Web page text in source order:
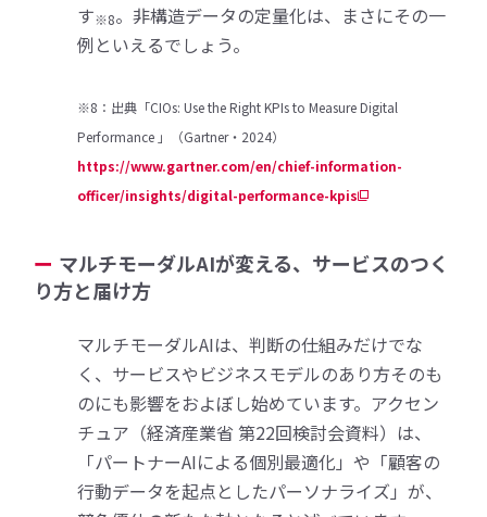
す※8。非構造データの定量化は、まさにその一
例といえるでしょう。
※8：出典「CIOs: Use the Right KPIs to Measure Digital
Performance 」（Gartner・2024）
https://www.gartner.com/en/chief-information-
officer/insights/digital-performance-kpis
マルチモーダルAIが変える、サービスのつく
り方と届け方
マルチモーダルAIは、判断の仕組みだけでな
く、サービスやビジネスモデルのあり方そのも
のにも影響をおよぼし始めています。アクセン
チュア（経済産業省 第22回検討会資料）は、
「パートナーAIによる個別最適化」や「顧客の
行動データを起点としたパーソナライズ」が、